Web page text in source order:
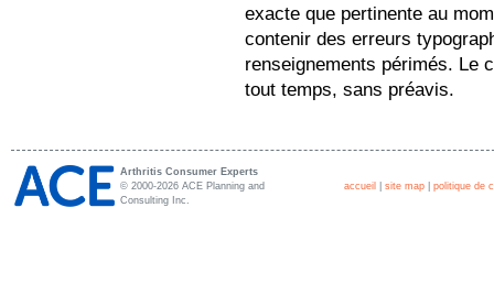
exacte que pertinente au
contenir des erreurs
renseignements périmés. Le
tout temps, sans préavis.
Arthritis Consumer Experts
© 2000-2026 ACE Planning and
Consulting Inc.
accueil site map politique de